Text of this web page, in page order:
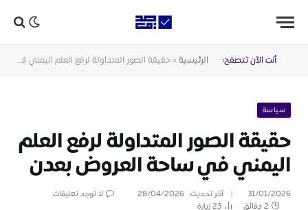
أنت الآن تتصفح: الرئيسية » حقيقة الصور المتداولة لرفع العلم اليمني في ساحة العروض بعدن
سياسة
حقيقة الصور المتداولة لرفع العلم
اليمني في ساحة العروض بعدن
31/01/2026 آخر تحديث: 28/04/2026
لا توجد تعليقات
2 دقائق
23زيارة